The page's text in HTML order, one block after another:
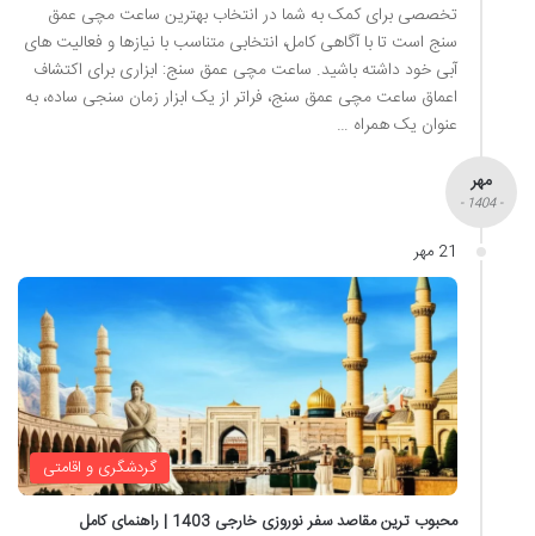
تخصصی برای کمک به شما در انتخاب بهترین ساعت مچی عمق
سنج است تا با آگاهی کامل، انتخابی متناسب با نیازها و فعالیت های
آبی خود داشته باشید. ساعت مچی عمق سنج: ابزاری برای اکتشاف
اعماق ساعت مچی عمق سنج، فراتر از یک ابزار زمان سنجی ساده، به
عنوان یک همراه …
مهر
- 1404 -
21 مهر
گردشگری و اقامتی
محبوب ترین مقاصد سفر نوروزی خارجی 1403 | راهنمای کامل